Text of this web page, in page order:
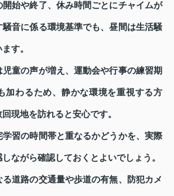
始や終了、休み時間ごとにチャイムが
音に係る環境基準でも、昼間は生活騒
す。
童の声が増え、運動会や行事の練習期
加わるため、静かな環境を重視する方
現地を訪れると安心です。
習の時間帯と重なるかどうかを、実際
ながら確認しておくとよいでしょう。
る道路の交通量や歩道の有無、防犯カメ